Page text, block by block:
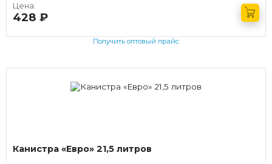
Цена:
428
Получить оптовый прайс
Канистра «Евро» 21,5 литров